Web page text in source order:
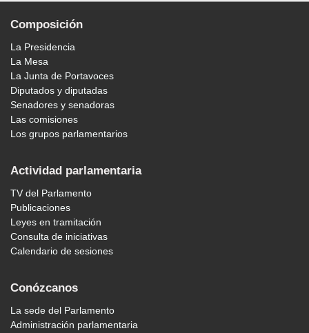
Composición
La Presidencia
La Mesa
La Junta de Portavoces
Diputados y diputadas
Senadores y senadoras
Las comisiones
Los grupos parlamentarios
Actividad parlamentaria
TV del Parlamento
Publicaciones
Leyes en tramitación
Consulta de iniciativas
Calendario de sesiones
Conózcanos
La sede del Parlamento
Administración parlamentaria